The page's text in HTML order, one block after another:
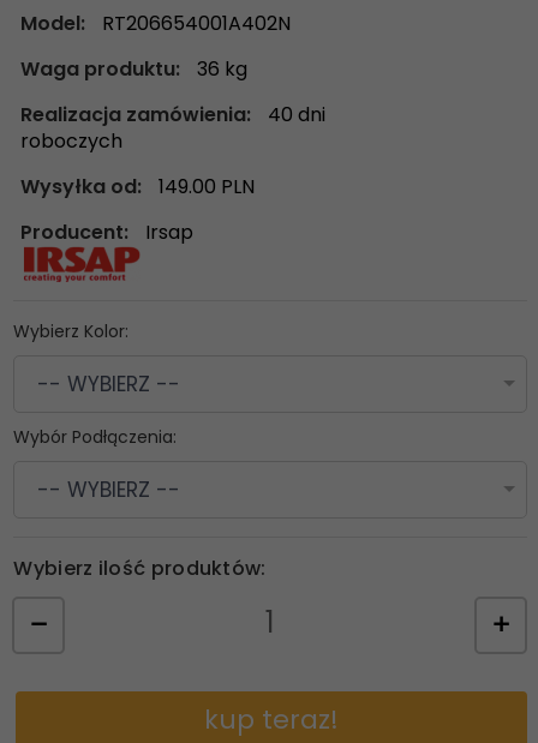
Model:
RT206654001A402N
Waga produktu:
36 kg
Realizacja zamówienia:
40 dni
roboczych
Wysyłka od:
149.00 PLN
Producent:
Irsap
Wybierz Kolor:
-- WYBIERZ --
Wybór Podłączenia:
-- WYBIERZ --
Wybierz ilość produktów:
kup teraz!